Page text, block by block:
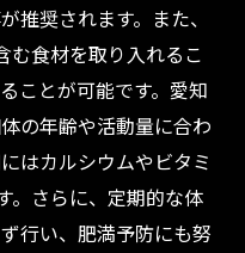
推奨されます。また、
む食材を取り入れるこ
ことが可能です。愛知
の年齢や活動量に合わ
はカルシウムやビタミ
。さらに、定期的な体
行い、肥満予防にも努